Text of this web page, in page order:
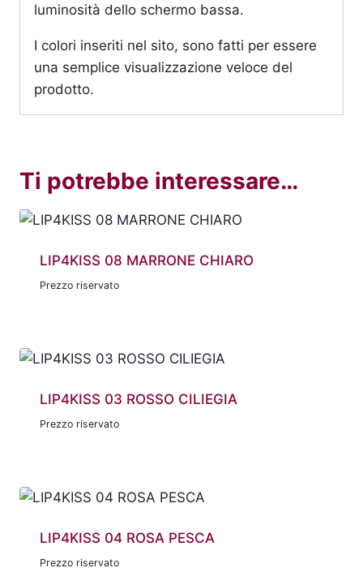
luminosità dello schermo bassa.
I colori inseriti nel sito, sono fatti per essere
una semplice visualizzazione veloce del
prodotto.
Ti potrebbe interessare…
LIP4KISS 08 MARRONE CHIARO
Prezzo riservato
LIP4KISS 03 ROSSO CILIEGIA
Prezzo riservato
LIP4KISS 04 ROSA PESCA
Prezzo riservato